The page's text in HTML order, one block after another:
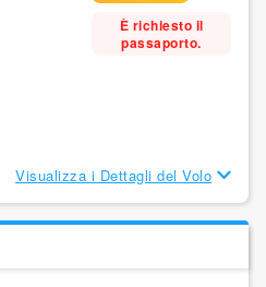
È richiesto il
passaporto.
Visualizza i Dettagli del Volo